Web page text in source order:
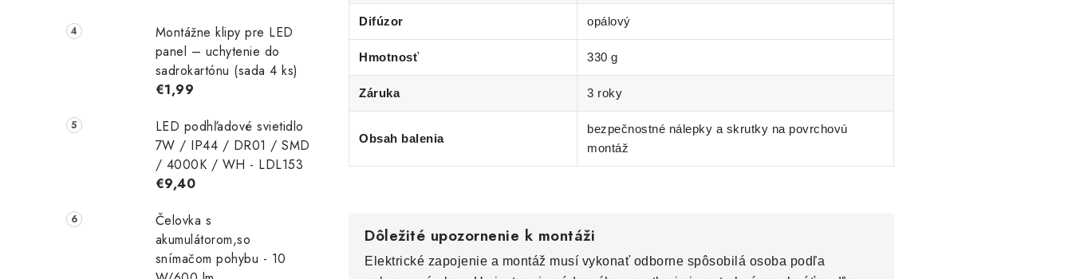
Montážne klipy pre LED
panel – uchytenie do
sadrokartónu (sada 4 ks)
€1,99
LED podhľadové svietidlo
7W / IP44 / DR01 / SMD
/ 4000K / WH - LDL153
€9,40
Čelovka s
akumulátorom,so
snímačom pohybu - 10
Difúzor opálový
Hmotnosť 330 g
Záruka 3 roky
Obsah balenia
bezpečnostné nálepky a skrutky na povrchovú
montáž
Dôležité upozornenie k montáži
Elektrické zapojenie a montáž musí vykonať odborne spôsobilá osoba podľa